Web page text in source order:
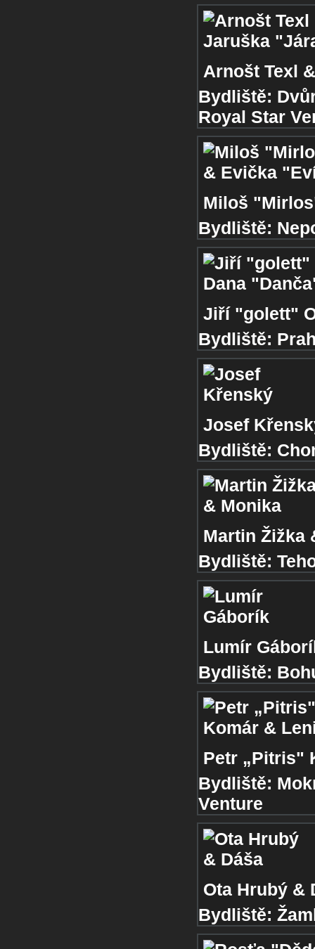
Arnošt Texl
Bydliště:
Royal Star
Miloš
Bydliště:
Jiří "golett"
Bydliště:
Josef
Bydliště:
Martin Žižka
Bydliště:
Lumír
Bydliště:
Petr „Pitris"
Bydliště:
Venture
Ota Hrubý &
Bydliště: